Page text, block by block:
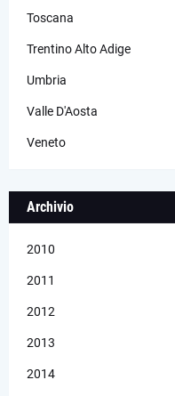
Toscana
Trentino Alto Adige
Umbria
Valle D'Aosta
Veneto
Archivio
2010
2011
2012
2013
2014